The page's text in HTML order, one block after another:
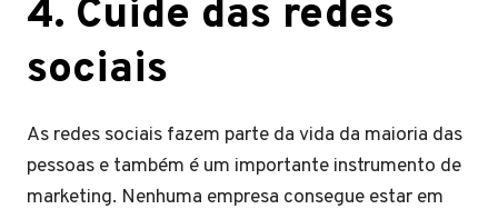
4. Cuide das redes
sociais
As redes sociais fazem parte da vida da maioria das
pessoas e também é um importante instrumento de
marketing. Nenhuma empresa consegue estar em